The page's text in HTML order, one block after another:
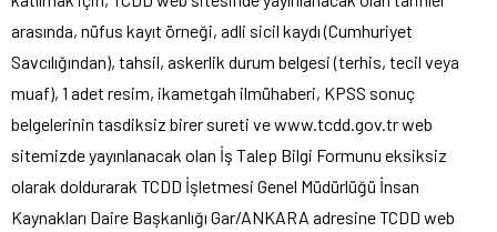
arasında, nüfus kayıt örneği, adli sicil kaydı (Cumhuriyet
Savcılığından), tahsil, askerlik durum belgesi (terhis, tecil veya
muaf), 1 adet resim, ikametgah ilmühaberi, KPSS sonuç
belgelerinin tasdiksiz birer sureti ve www.tcdd.gov.tr web
sitemizde yayınlanacak olan İş Talep Bilgi Formunu eksiksiz
olarak doldurarak TCDD İşletmesi Genel Müdürlüğü İnsan
Kaynakları Daire Başkanlığı Gar/ANKARA adresine TCDD web